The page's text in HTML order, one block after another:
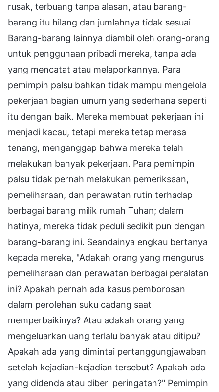
rusak, terbuang tanpa alasan, atau barang-
barang itu hilang dan jumlahnya tidak sesuai.
Barang-barang lainnya diambil oleh orang-orang
untuk penggunaan pribadi mereka, tanpa ada
yang mencatat atau melaporkannya. Para
pemimpin palsu bahkan tidak mampu mengelola
pekerjaan bagian umum yang sederhana seperti
itu dengan baik. Mereka membuat pekerjaan ini
menjadi kacau, tetapi mereka tetap merasa
tenang, menganggap bahwa mereka telah
melakukan banyak pekerjaan. Para pemimpin
palsu tidak pernah melakukan pemeriksaan,
pemeliharaan, dan perawatan rutin terhadap
berbagai barang milik rumah Tuhan; dalam
hatinya, mereka tidak peduli sedikit pun dengan
barang-barang ini. Seandainya engkau bertanya
kepada mereka, "Adakah orang yang mengurus
pemeliharaan dan perawatan berbagai peralatan
ini? Apakah pernah ada kasus pemborosan
dalam perolehan suku cadang saat
memperbaikinya? Atau adakah orang yang
mengeluarkan uang terlalu banyak atau ditipu?
Apakah ada yang dimintai pertanggungjawaban
setelah kejadian-kejadian tersebut? Apakah ada
yang didenda atau diberi peringatan?" Pemimpin